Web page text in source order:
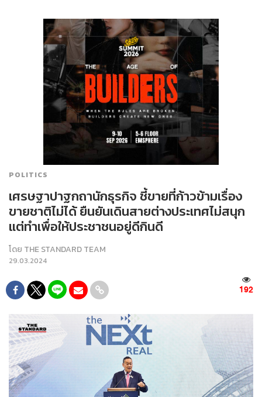
POLITICS
เศรษฐาปาฐกถานักธุรกิจ ชี้ขายที่ก้าวข้ามเรื่อง
ขายชาติไม่ได้ ยืนยันเดินสายต่างประเทศไม่สนุก
แต่ทำเพื่อให้ประชาชนอยู่ดีกินดี
โดย THE STANDARD TEAM
29.03.2024
192